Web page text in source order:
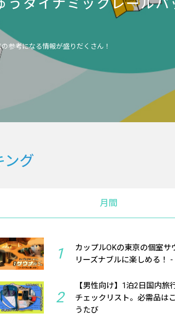
ダイナミックレールパ
参考になる情報が盛りだくさん！
ング
月間
1
カップルOKの東京の個室サ
リーズナブルに楽しめる！
2
【男性向け】1泊2日国内旅
チェックリスト。必需品は
うたび